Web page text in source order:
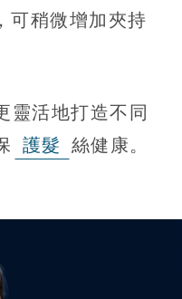
可稍微增加夾持
靈活地打造不同
護髮 絲健康。